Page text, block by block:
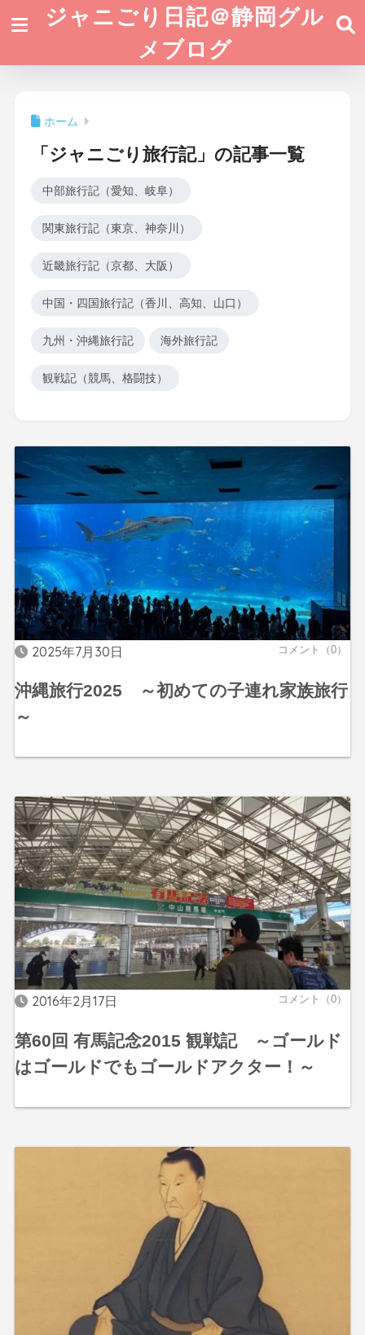
ジャニごり日記＠静岡グル
メブログ
ホーム
「ジャニごり旅行記」の記事一覧
中部旅行記（愛知、岐阜）
関東旅行記（東京、神奈川）
近畿旅行記（京都、大阪）
中国・四国旅行記（香川、高知、山口）
九州・沖縄旅行記 海外旅行記
観戦記（競馬、格闘技）
2025年7月30日 コメント（0）
沖縄旅行2025 ～初めての子連れ家族旅行
～
2016年2月17日 コメント（0）
第60回 有馬記念2015 観戦記 ～ゴールド
はゴールドでもゴールドアクター！～